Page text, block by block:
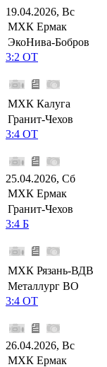
19.04.2026, Вс
МХК Ермак
ЭкоНива-Бобров
3:2 ОТ
МХК Калуга
Гранит-Чехов
3:4 ОТ
25.04.2026, Сб
МХК Ермак
Гранит-Чехов
3:4 Б
МХК Рязань-ВДВ
Металлург ВО
3:4 ОТ
26.04.2026, Вс
МХК Ермак